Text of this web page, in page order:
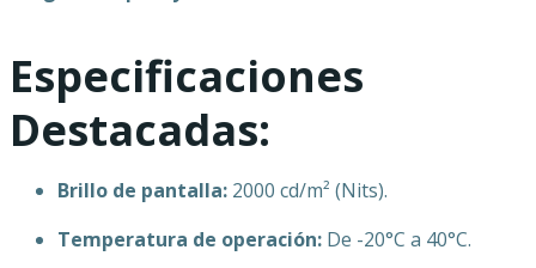
Especificaciones
Destacadas:
Brillo de pantalla: 2000 cd/m² (Nits).
Temperatura de operación: De -20°C a 40°C.